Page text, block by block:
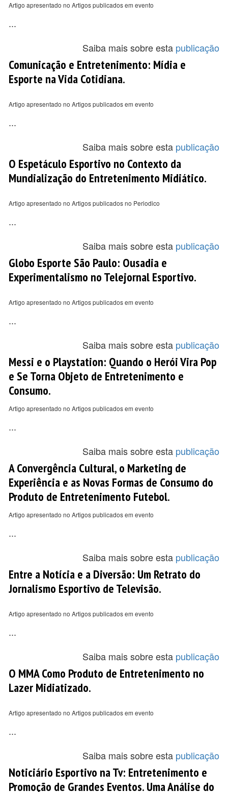
Artigo apresentado no Artigos publicados em evento
...
Saiba mais sobre esta publicação
Comunicação e Entretenimento: Mídia e
Esporte na Vida Cotidiana.
Artigo apresentado no Artigos publicados em evento
...
Saiba mais sobre esta publicação
O Espetáculo Esportivo no Contexto da
Mundialização do Entretenimento Midiático.
Artigo apresentado no Artigos publicados no Periodico
...
Saiba mais sobre esta publicação
Globo Esporte São Paulo: Ousadia e
Experimentalismo no Telejornal Esportivo.
Artigo apresentado no Artigos publicados em evento
...
Saiba mais sobre esta publicação
Messi e o Playstation: Quando o Herói Vira Pop
e Se Torna Objeto de Entretenimento e
Consumo.
Artigo apresentado no Artigos publicados em evento
...
Saiba mais sobre esta publicação
A Convergência Cultural, o Marketing de
Experiência e as Novas Formas de Consumo do
Produto de Entretenimento Futebol.
Artigo apresentado no Artigos publicados em evento
...
Saiba mais sobre esta publicação
Entre a Notícia e a Diversão: Um Retrato do
Jornalismo Esportivo de Televisão.
Artigo apresentado no Artigos publicados em evento
...
Saiba mais sobre esta publicação
O MMA Como Produto de Entretenimento no
Lazer Midiatizado.
Artigo apresentado no Artigos publicados em evento
...
Saiba mais sobre esta publicação
Noticiário Esportivo na Tv: Entretenimento e
Promoção de Grandes Eventos. Uma Análise do